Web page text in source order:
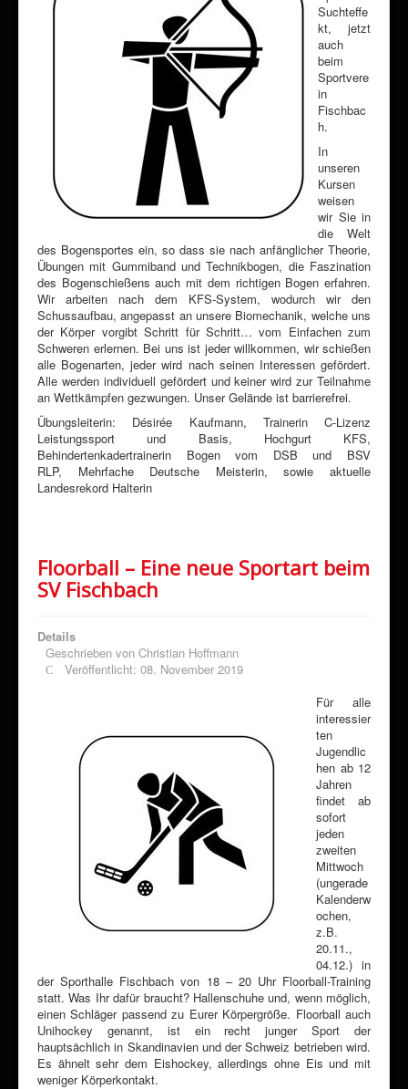
Suchteffe
kt, jetzt
auch
beim
Sportvere
in
Fischbac
h.
In
unseren
Kursen
weisen
wir Sie in
die Welt
des Bogensportes ein, so dass sie nach anfänglicher Theorie,
Übungen mit Gummiband und Technikbogen, die Faszination
des Bogenschießens auch mit dem richtigen Bogen erfahren.
Wir arbeiten nach dem KFS-System, wodurch wir den
Schussaufbau, angepasst an unsere Biomechanik, welche uns
der Körper vorgibt Schritt für Schritt… vom Einfachen zum
Schweren erlernen. Bei uns ist jeder willkommen, wir schießen
alle Bogenarten, jeder wird nach seinen Interessen gefördert.
Alle werden individuell gefördert und keiner wird zur Teilnahme
an Wettkämpfen gezwungen. Unser Gelände ist barrierefrei.
Übungsleiterin: Désirée Kaufmann, Trainerin C-Lizenz
Leistungssport und Basis, Hochgurt KFS,
Behindertenkadertrainerin Bogen vom DSB und BSV
RLP, Mehrfache Deutsche Meisterin, sowie aktuelle
Landesrekord Halterin
Floorball – Eine neue Sportart beim
SV Fischbach
Details
Geschrieben von Christian Hoffmann
Veröffentlicht: 08. November 2019
Für alle
interessier
ten
Jugendlic
hen ab 12
Jahren
findet ab
sofort
jeden
zweiten
Mittwoch
(ungerade
Kalenderw
ochen,
z.B.
20.11.,
04.12.) in
der Sporthalle Fischbach von 18 – 20 Uhr Floorball-Training
statt. Was Ihr dafür braucht? Hallenschuhe und, wenn möglich,
einen Schläger passend zu Eurer Körpergröße. Floorball auch
Unihockey genannt, ist ein recht junger Sport der
hauptsächlich in Skandinavien und der Schweiz betrieben wird.
Es ähnelt sehr dem Eishockey, allerdings ohne Eis und mit
weniger Körperkontakt.